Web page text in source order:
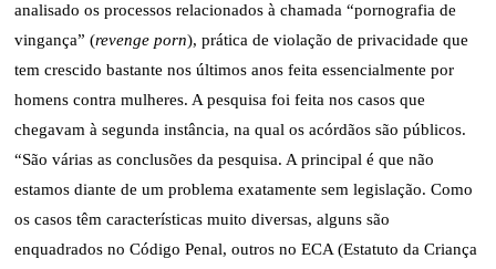
analisado os processos relacionados à chamada “pornografia de
vingança” (revenge porn), prática de violação de privacidade que
tem crescido bastante nos últimos anos feita essencialmente por
homens contra mulheres. A pesquisa foi feita nos casos que
chegavam à segunda instância, na qual os acórdãos são públicos.
“São várias as conclusões da pesquisa. A principal é que não
estamos diante de um problema exatamente sem legislação. Como
os casos têm características muito diversas, alguns são
enquadrados no Código Penal, outros no ECA (Estatuto da Criança